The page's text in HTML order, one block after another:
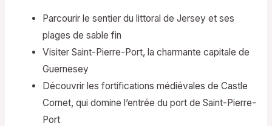
Parcourir le sentier du littoral de Jersey et ses
plages de sable fin
Visiter Saint-Pierre-Port, la charmante capitale de
Guernesey
Découvrir les fortifications médiévales de Castle
Cornet, qui domine l’entrée du port de Saint-Pierre-
Port